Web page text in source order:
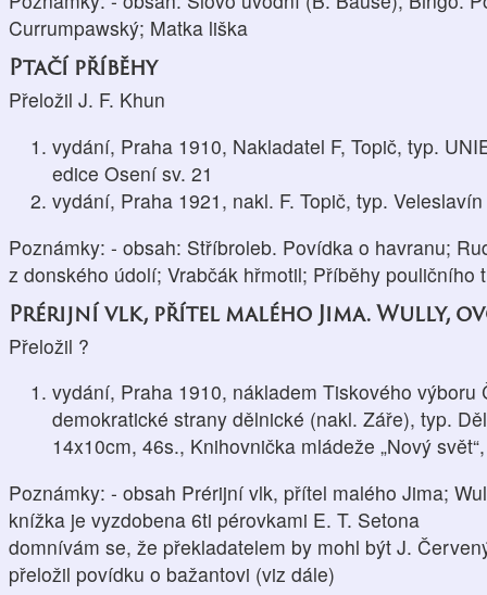
Currumpawský; Matka liška
Ptačí příběhy
Přeložil J. F. Khun
vydání, Praha 1910, Nakladatel F, Topič, typ.
edice Osení sv. 21
vydání, Praha 1921, nakl. F. Topič, typ. Veleslavín
Poznámky: - obsah: Stříbroleb. Povídka o havranu;
z donského údolí; Vrabčák hřmotil; Příběhy pouličního
Prérijní vlk, přítel malého Jima. Wully,
Přeložil ?
vydání, Praha 1910, nákladem Tiskového výboru
demokratické strany dělnické (nakl. Záře), typ.
14x10cm, 46s., Knihovnička mládeže „Nový
Poznámky: - obsah Prérijní vlk, přítel malého Jima;
knížka je vyzdobena 6ti pérovkami E. T. Setona
domnívám se, že překladatelem by mohl být J.
přeložil povídku o bažantovi (viz dále)